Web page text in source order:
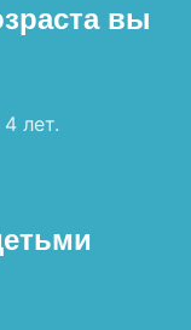
вы
лет.